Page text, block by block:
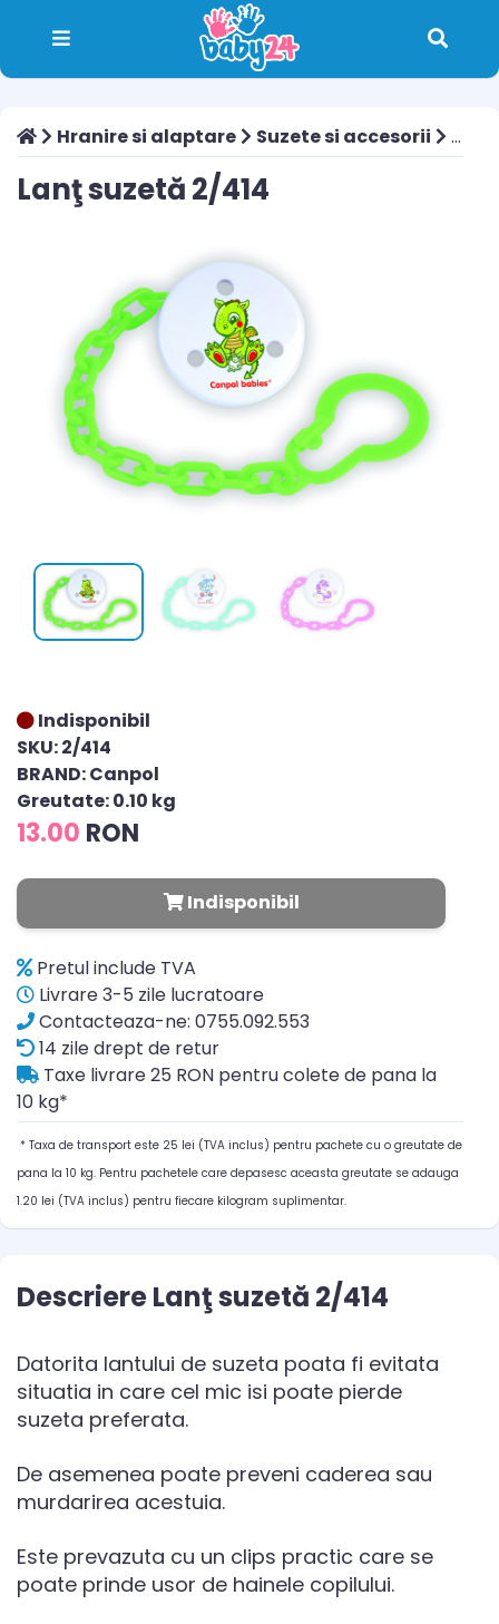
Hranire si alaptare Suzete si accesorii
Lanţ suzetă 2/414
Indisponibil
SKU: 2/414
BRAND: Canpol
Greutate: 0.10 kg
13.00 RON
Indisponibil
Pretul include TVA
Livrare 3-5 zile lucratoare
Contacteaza-ne: 0755.092.553
14 zile drept de retur
Taxe livrare 25 RON pentru colete de pana la
10 kg*
* Taxa de transport este 25 lei (TVA inclus) pentru pachete cu o greutate de
pana la 10 kg. Pentru pachetele care depasesc aceasta greutate se adauga
1.20 lei (TVA inclus) pentru fiecare kilogram suplimentar.
Descriere Lanţ suzetă 2/414
Datorita lantului de suzeta poata fi evitata
situatia in care cel mic isi poate pierde
suzeta preferata.
De asemenea poate preveni caderea sau
murdarirea acestuia.
Este prevazuta cu un clips practic care se
poate prinde usor de hainele copilului.